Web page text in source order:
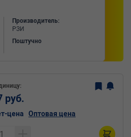
Производитель:
РЗИ
Поштучно
руб.
цена Оптовая цена